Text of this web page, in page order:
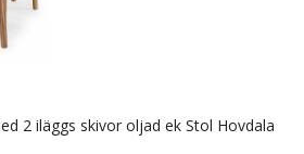
2 iläggs skivor oljad ek Stol Hovdala